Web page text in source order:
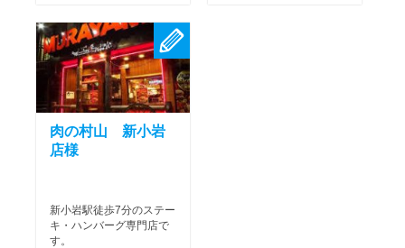
肉の村山 新小岩
店様
新小岩駅徒歩7分のステー
キ・ハンバーグ専門店で
す。